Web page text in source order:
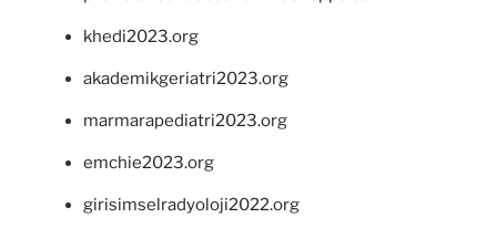
khedi2023.org
akademikgeriatri2023.org
marmarapediatri2023.org
emchie2023.org
girisimselradyoloji2022.org